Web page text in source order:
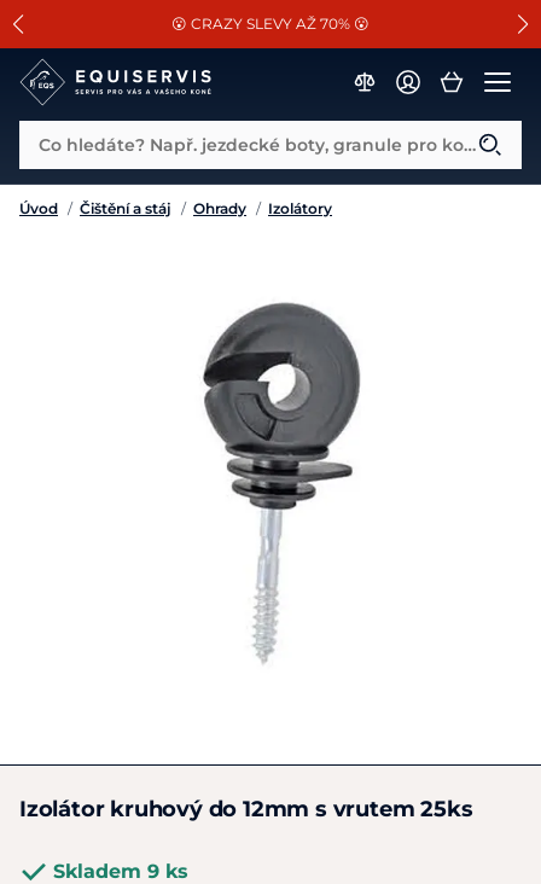
SLEVA 13% na vše od Cassini!
😮 CRAZY SLEVY AŽ 70% 😮
📐Pasování a doplňky k vybraným sedlům ZDARMA 🐴
Co hledáte? Např. jezdecké boty, granule pro koně...
Úvod / Čištění a stáj / Ohrady / Izolátory
Izolátor kruhový do 12mm s vrutem 25ks
Skladem 9 ks